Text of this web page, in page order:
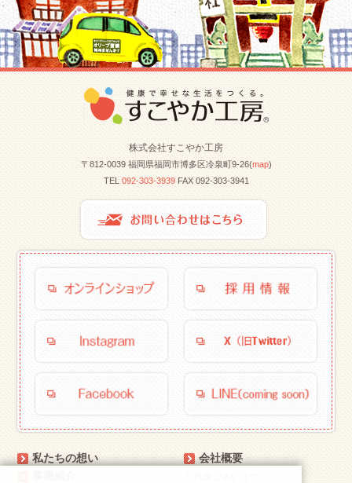
株式会社すこやか工房
〒812-0039 福岡県福岡市博多区冷泉町9-26(map)
TEL 092-303-3939FAX 092-303-3941
私たちの想い
会社概要